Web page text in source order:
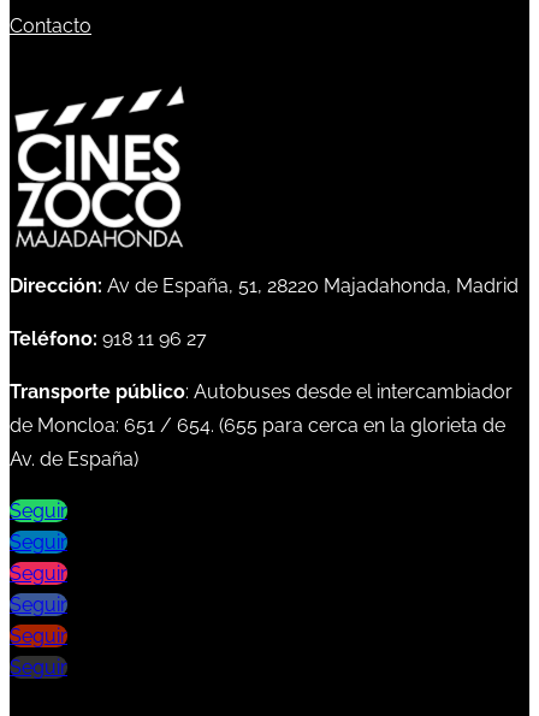
Contacto
Dirección: Av de España, 51, 28220 Majadahonda, Madrid
Teléfono: 918 11 96 27
Transporte público: Autobuses desde el intercambiador
de Moncloa: 651 / 654. (655 para cerca en la glorieta de
Av. de España)
Seguir
Seguir
Seguir
Seguir
Seguir
Seguir